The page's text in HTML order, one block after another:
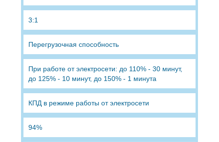
3:1
Перегрузочная способность
При работе от электросети: до 110% - 30 минут,
до 125% - 10 минут, до 150% - 1 минута
КПД в режиме работы от электросети
94%